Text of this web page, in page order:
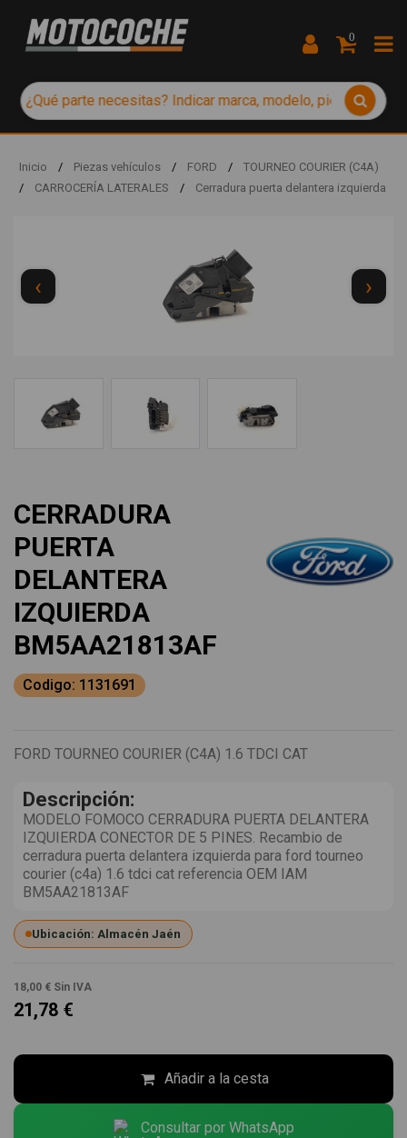
0
Inicio / Piezas vehículos / FORD /
TOURNEO COURIER (C4A)
/
CARROCERÍA LATERALES / Cerradura puerta delantera izquierda
‹ ›
CERRADURA
PUERTA
DELANTERA
IZQUIERDA
BM5AA21813AF
Codigo: 1131691
FORD TOURNEO COURIER (C4A) 1.6 TDCI CAT
Descripción:
MODELO FOMOCO CERRADURA PUERTA DELANTERA
IZQUIERDA CONECTOR DE 5 PINES. Recambio de
cerradura puerta delantera izquierda para ford tourneo
courier (c4a) 1.6 tdci cat referencia OEM IAM
BM5AA21813AF
Ubicación: Almacén Jaén
18,00 € Sin IVA
21,78 €
Añadir a la cesta
Consultar por WhatsApp